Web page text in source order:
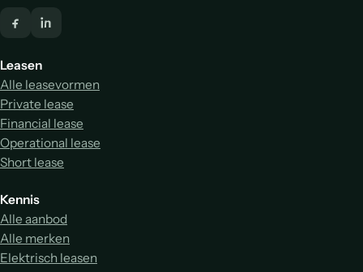
Leasen
Alle leasevormen
Private lease
Financial lease
Operational lease
Short lease
Kennis
Alle aanbod
Alle merken
Elektrisch leasen